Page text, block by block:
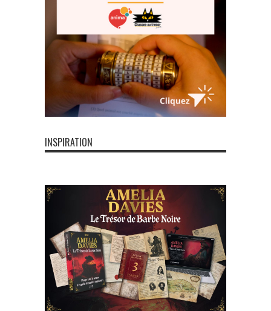
INSPIRATION